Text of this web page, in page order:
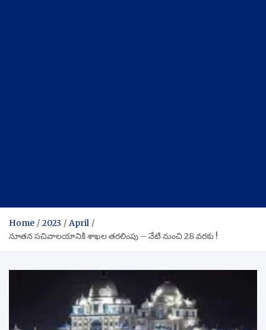
Home 2023
April
నూతన సచివాలయానికి శాఖల తరలింపు – నేటి నుంచి 28 వరకు !